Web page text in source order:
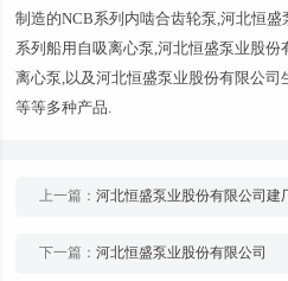
制造的NCB系列内啮合齿轮泵,河北恒
系列船用自吸离心泵,河北恒盛泵业股
离心泵,以及河北恒盛泵业股份有限公司
等等多种产品.
上一篇：河北恒盛泵业股份有限公司建
下一篇：河北恒盛泵业股份有限公司